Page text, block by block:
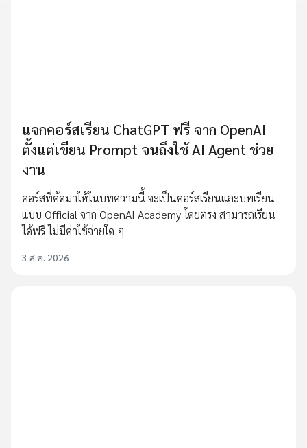
แจกคอร์สเรียน ChatGPT ฟรี จาก OpenAI
ตั้งแต่เขียน Prompt จนถึงใช้ AI Agent ช่วย
งาน
คอร์สที่คัดมาให้ในบทความนี้ จะเป็นคอร์สเรียนและบทเรียน
แบบ Official จาก OpenAI Academy โดยตรง สามารถเรียน
ได้ฟรี ไม่มีค่าใช้จ่ายใด ๆ
3 ส.ค. 2026